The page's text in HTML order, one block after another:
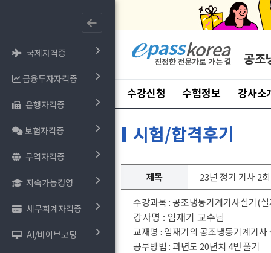
국제자격증
금융투자자격증
은행자격증
보험자격증
무역자격증
지속가능경영
세무회계자격증
AI/바이브코딩
공조
수강신청 수험정보 강사소
시험/합격후기
제목
23년 정기 기사 2
수강과목 : 공조냉동기계기사실기(
강사명 : 임재기 교수님
교재명 : 임재기의 공조냉동기계기사
공부방법 : 과년도 20년치 4번 풀기